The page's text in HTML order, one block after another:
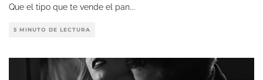
Que el tipo que te vende el pan...
5 MINUTO DE LECTURA